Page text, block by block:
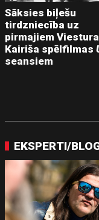
Sāksies biļešu
tirdzniecība uz
pirmajiem Viestura
Kairiša spēlfilmas
seansiem
EKSPERTI/